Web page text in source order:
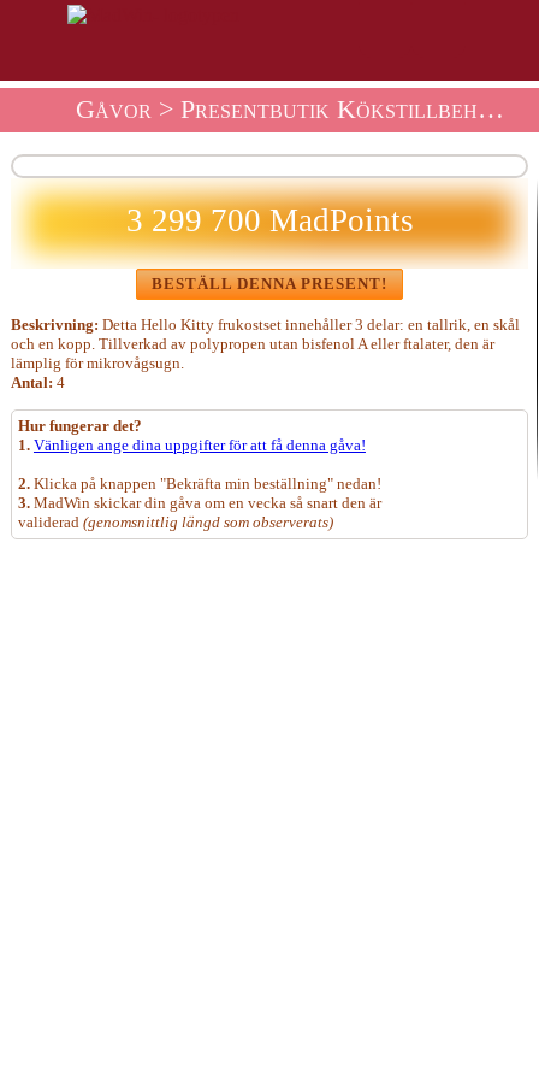
Gåvor> Presentbutik Kökstillbehör
3 299 700 MadPoints
BESTÄLL DENNA PRESENT!
Beskrivning: Detta Hello Kitty frukostset innehåller 3 delar: en tallrik, en skål
och en kopp. Tillverkad av polypropen utan bisfenol A eller ftalater, den är
lämplig för mikrovågsugn.
Antal: 4
Hur fungerar det?
1. Vänligen ange dina uppgifter för att få denna gåva!
2.Klicka på knappen "Bekräfta min beställning" nedan!
3.MadWin skickar din gåva om en vecka så snart den är
validerad (genomsnittlig längd som observerats)